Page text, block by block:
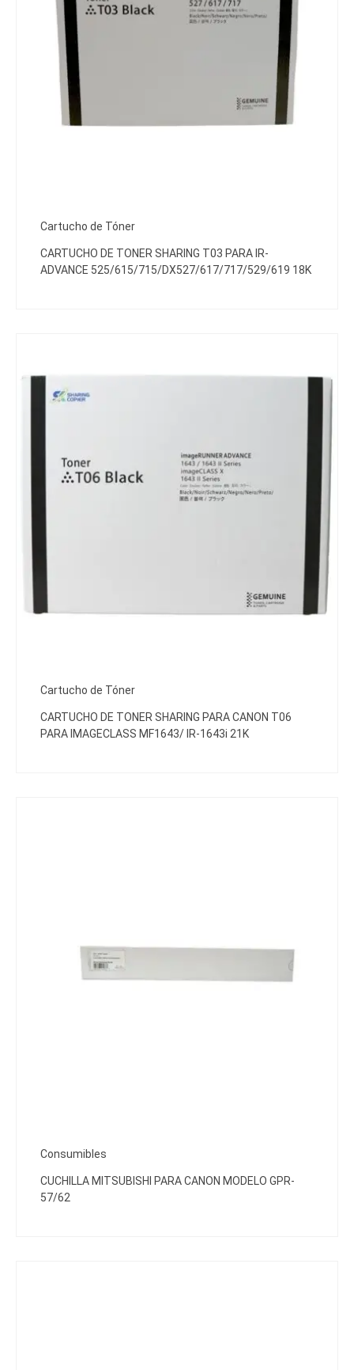
Cartucho de Tóner
CARTUCHO DE TONER SHARING T03 PARA IR-
ADVANCE 525/615/715/DX527/617/717/529/619 18K
Cartucho de Tóner
CARTUCHO DE TONER SHARING PARA CANON T06
PARA IMAGECLASS MF1643/ IR-1643i 21K
Consumibles
CUCHILLA MITSUBISHI PARA CANON MODELO GPR-
57/62